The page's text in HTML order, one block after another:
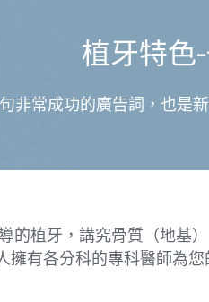
植牙特色
非常成功的廣告詞，也是
的植牙，講究骨質（地基
擁有各分科的專科醫師為